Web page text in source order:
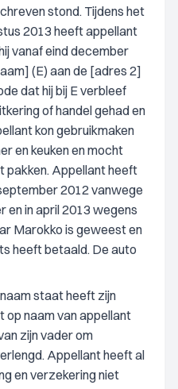
stond. Tijdens het
2013 heeft appellant
vanaf eind december
(E) aan de [adres 2]
dat hij bij E verbleef
of handel gehad en
kon gebruikmaken
en keuken en mocht
pakken. Appellant heeft
2012 vanwege
en in april 2013 wegens
Marokko is geweest en
heeft betaald. De auto
staat heeft zijn
naam van appellant
zijn vader om
Appellant heeft al
en verzekering niet